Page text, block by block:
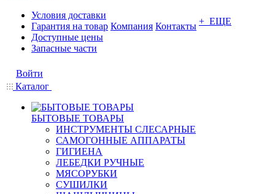
Условия доставки
Гарантия на товар
Доступные цены
Запасные части
Компания Контакты + ЕЩЕ
Войти
Каталог
БЫТОВЫЕ ТОВАРЫ
ИНСТРУМЕНТЫ СЛЕСАРНЫЕ
САМОГОННЫЕ АППАРАТЫ
ГИГИЕНА
ЛЕБЕДКИ РУЧНЫЕ
МЯСОРУБКИ
СУШИЛКИ